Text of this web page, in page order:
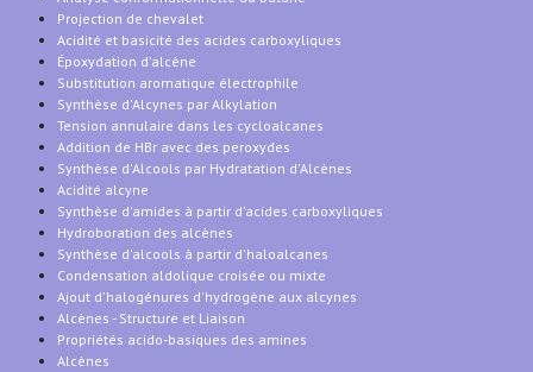
Projection de chevalet
Acidité et basicité des acides carboxyliques
Époxydation d'alcène
Substitution aromatique électrophile
Synthèse d'Alcynes par Alkylation
Tension annulaire dans les cycloalcanes
Addition de HBr avec des peroxydes
Synthèse d'Alcools par Hydratation d'Alcènes
Acidité alcyne
Synthèse d'amides à partir d'acides carboxyliques
Hydroboration des alcènes
Synthèse d'alcools à partir d'haloalcanes
Condensation aldolique croisée ou mixte
Ajout d'halogénures d'hydrogène aux alcynes
Alcènes - Structure et Liaison
Propriétés acido-basiques des amines
Alcènes